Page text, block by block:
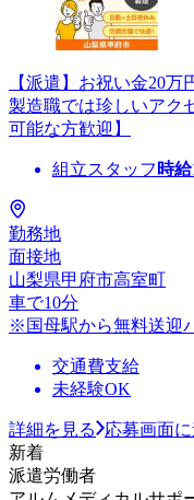
【派遣】お祝い金20
製造職では珍しいアク
可能な方歓迎】
組立スタッフ 時給
勤務地
面接地
山梨県甲府市高室町
車で10分
※国母駅から無料送迎
交通費支給
未経験OK
詳細を見る
応募画面
新着
派遣労働者